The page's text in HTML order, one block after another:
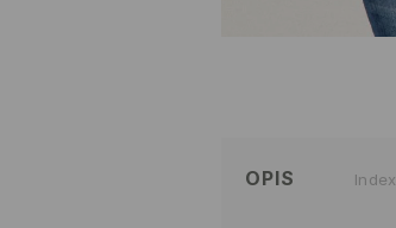
OPIS Index